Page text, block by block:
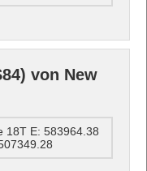
von New
18T E: 583964.38